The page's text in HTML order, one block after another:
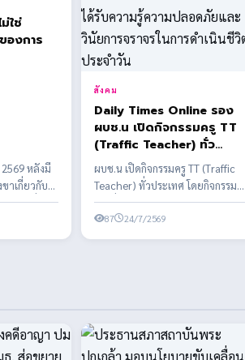
ใช่
องการ
หลังมี
าเกี่ยวกับ
เสนอชื่อ
สังคม
Daily Times Online รอง
ผบช.น เปิดกิจกรรมครู TT
(Traffic Teacher) ทั่ว
ประเทศ โดยกิจกรรมจัดเพื่อ
ส่งเสริมให้เด็กและเยาวชน
ได้รับความรู้ความปลอดภัย
และวินัยการจราจรในการ
ผบช.น เปิดกิจกรรมครู TT (Traffic
Teacher) ทั่วประเทศ โดยกิจกรรม
จัดเพื่อส่งเสริมให้เด็กและเยาวชนได้
รั...87 24/7/2569